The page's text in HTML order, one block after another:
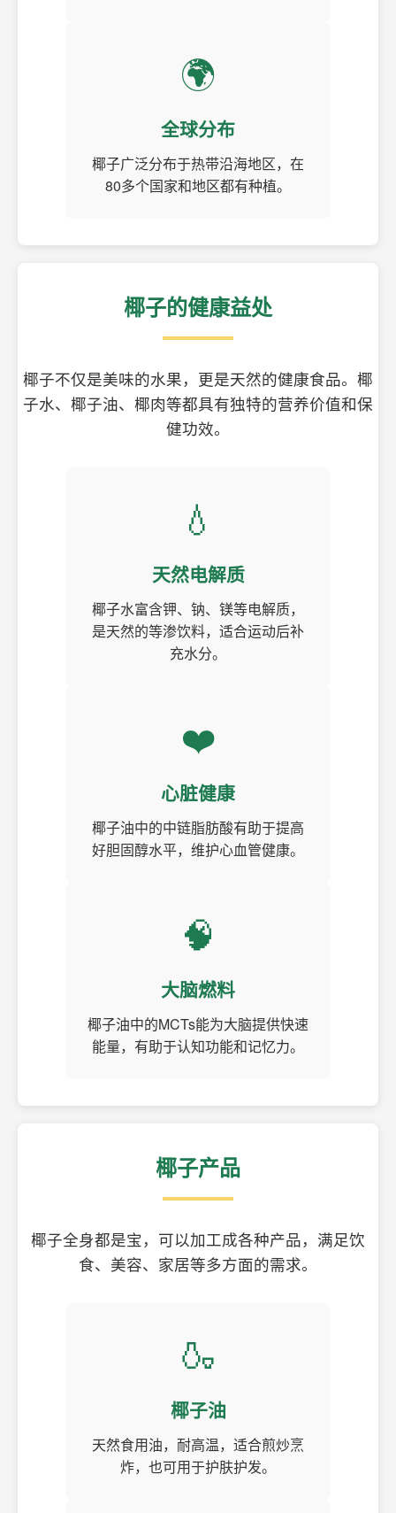
🌍
全球分布
椰子广泛分布于热带沿海地区，在
80多个国家和地区都有种植。
椰子的健康益处
椰子不仅是美味的水果，更是天然的健康食品。椰
子水、椰子油、椰肉等都具有独特的营养价值和保
健功效。
💧
天然电解质
椰子水富含钾、钠、镁等电解质，
是天然的等渗饮料，适合运动后补
充水分。
❤️
心脏健康
椰子油中的中链脂肪酸有助于提高
好胆固醇水平，维护心血管健康。
🧠
大脑燃料
椰子油中的MCTs能为大脑提供快速
能量，有助于认知功能和记忆力。
椰子产品
椰子全身都是宝，可以加工成各种产品，满足饮
食、美容、家居等多方面的需求。
🍶
椰子油
天然食用油，耐高温，适合煎炒烹
炸，也可用于护肤护发。